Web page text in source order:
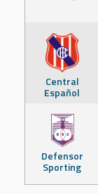
Central
Español
Defensor
Sporting